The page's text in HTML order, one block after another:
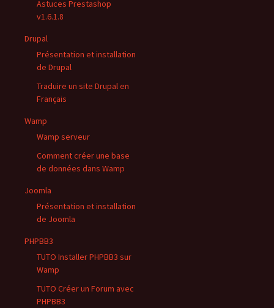
Astuces Prestashop
v1.6.1.8
Drupal
Présentation et installation
de Drupal
Traduire un site Drupal en
Français
Wamp
Wamp serveur
Comment créer une base
de données dans Wamp
Joomla
Présentation et installation
de Joomla
PHPBB3
TUTO Installer PHPBB3 sur
Wamp
TUTO Créer un Forum avec
PHPBB3